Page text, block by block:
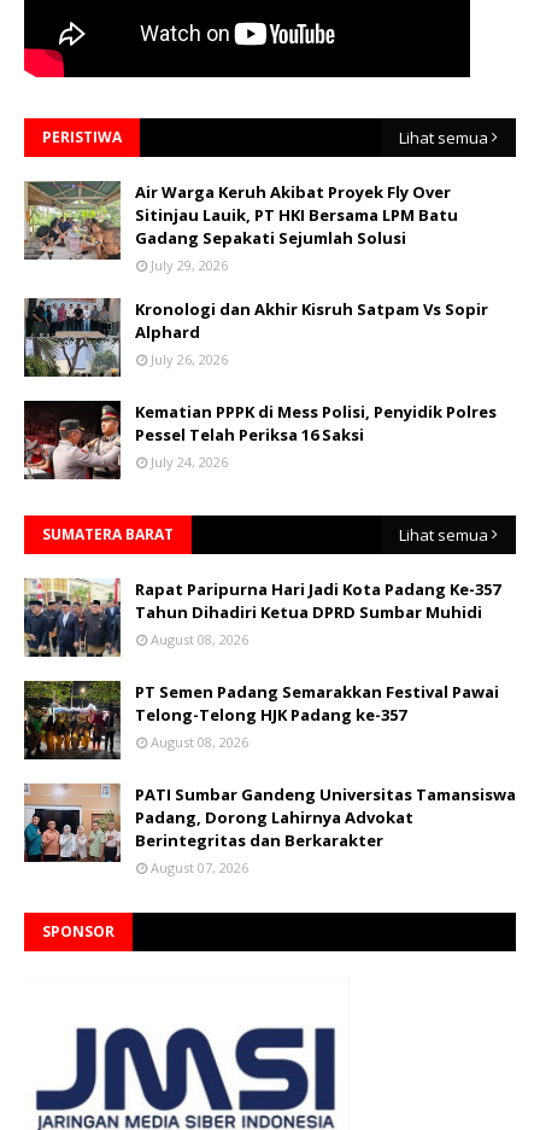
PERISTIWA Lihat semua
Air Warga Keruh Akibat Proyek Fly Over
Sitinjau Lauik, PT HKI Bersama LPM Batu
Gadang Sepakati Sejumlah Solusi
July 29, 2026
Kronologi dan Akhir Kisruh Satpam Vs Sopir
Alphard
July 26, 2026
Kematian PPPK di Mess Polisi, Penyidik Polres
Pessel Telah Periksa 16 Saksi
July 24, 2026
SUMATERA BARAT Lihat semua
Rapat Paripurna Hari Jadi Kota Padang Ke-357
Tahun Dihadiri Ketua DPRD Sumbar Muhidi
August 08, 2026
PT Semen Padang Semarakkan Festival Pawai
Telong-Telong HJK Padang ke-357
August 08, 2026
PATI Sumbar Gandeng Universitas Tamansiswa
Padang, Dorong Lahirnya Advokat
Berintegritas dan Berkarakter
August 07, 2026
SPONSOR